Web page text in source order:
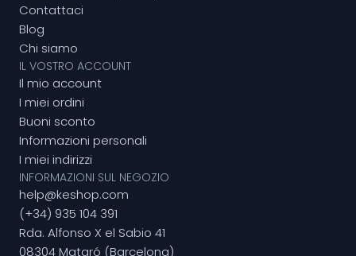
Contattaci
Blog
Chi siamo
IL VOSTRO ACCOUNT
Il mio account
I miei ordini
Buoni sconto
Informazioni personali
I miei indirizzi
INFORMAZIONI SUL NEGOZIO
help@keshop.com
(+34) 935 104 391
Rda. Alfonso X el Sabio 41
08304 Mataró (Barcelona)